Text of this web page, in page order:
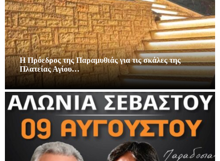
Η Πρόεδρος της Παραμυθιάς για τις σκάλες της
Πλατείας Αγίου…